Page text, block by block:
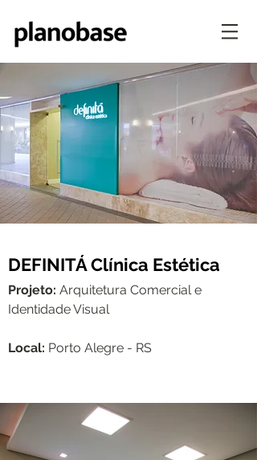
DEFINITÁ Clínica Estética
Projeto: Arquitetura Comercial e
Identidade Visual
Local: Porto Alegre - RS